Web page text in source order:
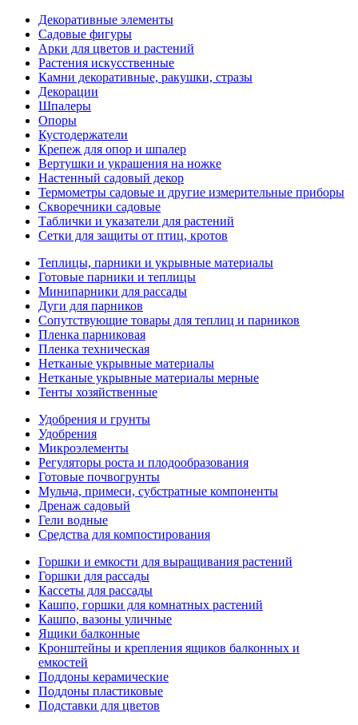
Декоративные элементы
Садовые фигуры
Арки для цветов и растений
Растения искусственные
Камни декоративные, ракушки, стразы
Декорации
Шпалеры
Опоры
Кустодержатели
Крепеж для опор и шпалер
Вертушки и украшения на ножке
Настенный садовый декор
Термометры садовые и другие измерительные приборы
Скворечники садовые
Таблички и указатели для растений
Сетки для защиты от птиц, кротов
Теплицы, парники и укрывные материалы
Готовые парники и теплицы
Минипарники для рассады
Дуги для парников
Сопутствующие товары для теплиц и парников
Пленка парниковая
Пленка техническая
Нетканые укрывные материалы
Нетканые укрывные материалы мерные
Тенты хозяйственные
Удобрения и грунты
Удобрения
Микроэлементы
Регуляторы роста и плодообразования
Готовые почвогрунты
Мульча, примеси, субстратные компоненты
Дренаж садовый
Гели водные
Средства для компостирования
Горшки и емкости для выращивания растений
Горшки для рассады
Кассеты для рассады
Кашпо, горшки для комнатных растений
Кашпо, вазоны уличные
Ящики балконные
Кронштейны и крепления ящиков балконных и
емкостей
Поддоны керамические
Поддоны пластиковые
Подставки для цветов